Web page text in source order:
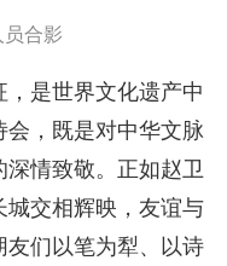
合影
是世界文化遗产中
，既是对中华文脉
情致敬。正如赵卫
城交相辉映，友谊与
们以笔为犁、以诗